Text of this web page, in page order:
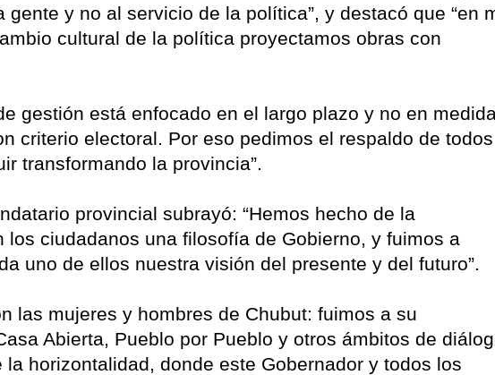
y no al servicio de la política”, y destacó que “en
cultural de la política proyectamos obras con
gestión está enfocado en el largo plazo y no en
criterio electoral. Por eso pedimos el respaldo de todos
transformando la provincia”.
provincial subrayó: “Hemos hecho de la
los ciudadanos una filosofía de Gobierno, y fuimos a
uno de ellos nuestra visión del presente y del futuro”.
las mujeres y hombres de Chubut: fuimos a su
Abierta, Pueblo por Pueblo y otros ámbitos de
horizontalidad, donde este Gobernador y todos los